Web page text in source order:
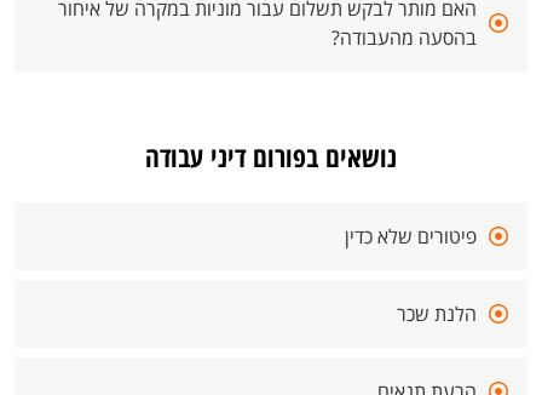
האם מותר לבקש תשלום עבור מוניות במקרה של איחור
בהסעה מהעבודה?
נושאים בפורום דיני עבודה
פיטורים שלא כדין
הלנת שכר